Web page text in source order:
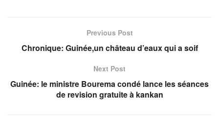
Previous Post
Chronique: Guinée,un château d’eaux qui a soif
Next Post
Guinée: le ministre Bourema condé lance les séances
de revision gratuite à kankan